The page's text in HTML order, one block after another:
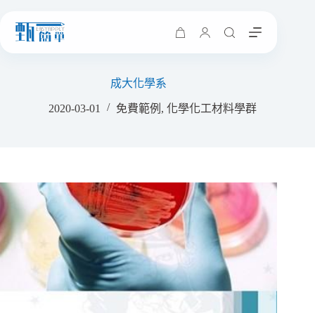
購
成大化學系
2020-03-01 免費範例 ,化學化工材料學群